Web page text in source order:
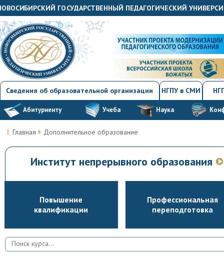
ГОСУДАРСТВЕННЫЙ ПЕДАГОГИЧЕСКИЙ
Сведения об образовательной организации НГПУ в СМИ
Абитуриенту Учеба Наука
Главная Дополнительное образование
Институт непрерывного образования
Повышение
квалификации
Профессиональная
переподготовка